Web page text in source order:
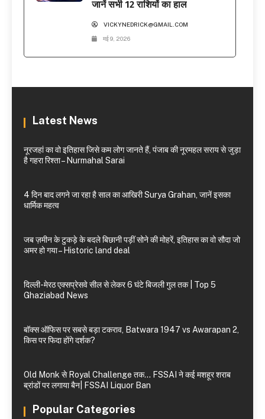
जानें सभी 12 राशियों का हाल
VICKYNEDRICK@GMAIL.COM
मई 9, 2026
Latest News
नूरजहां का वो इतिहास जिसे कम लोग जानते हैं, पंजाब की नूरमहल सराय से जुड़ा
है गहरा रिश्ता – Nurmahal Sarai
4 दिन बाद लगने जा रहा है साल का आखिरी Surya Grahan, जानें इसका
धार्मिक महत्व
जब ज़मीन के टुकड़े के बदले बिछानी पड़ीं सोने की मोहरें, इतिहास का वो सौदा जो
अमर हो गया – Historic land deal
दिल्ली-मेरठ एक्सप्रेसवे सील से लेकर 6 घंटे बिजली गुल तक | Top 5
Ghaziabad News
बॉक्स ऑफिस पर सबसे बड़ा टकराव, Batwara 1947 vs Awarapan 2,
किस पर फिदा होंगे दर्शक?
Old Monk से Royal Challenge तक… FSSAI ने कई मशहूर शराब
ब्रांडों पर लगाया बैन| FSSAI Liquor Ban
Popular Categories